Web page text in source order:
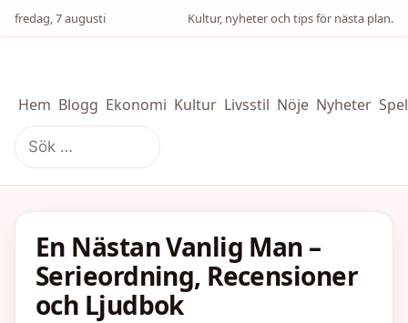
fredag, 7 augusti Kultur, nyheter och tips för nästa plan.
Hem Blogg Ekonomi Kultur Livsstil Nöje Nyheter Spel
Sök
efter:
En Nästan Vanlig Man –
Serieordning, Recensioner
och Ljudbok